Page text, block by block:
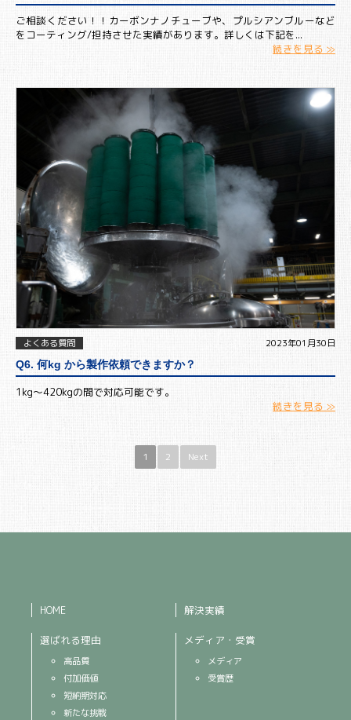
ご相談ください！！カーボンナノチューブや、プルシアンブルーなど
をコーティング/担持させた実績があります。詳しくは下記を...
続きを見る ≫
よくある質問
2023年01月30日
Q6. 何kg から製作依頼できますか？
1kg～420kgの間で対応可能です。
続きを見る ≫
1 2 Next
HOME 解決実績
選ばれる理由
高品質
付加価値
短納期対応
新たな挑戦
メディア・受賞
メディア
受賞歴